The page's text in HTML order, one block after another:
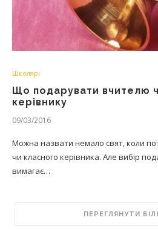
Школярі
Що подарувати вчителю
керівнику
09/03/2016
Можна назвати немало свят, коли
чи класного керівника. Але вибір
вимагає…
ПЕРЕГЛЯНУТИ